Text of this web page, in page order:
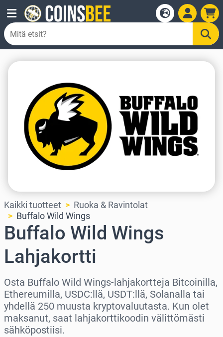
Kaikki tuotteet
Ruoka & Ravintolat
Buffalo Wild Wings
Buffalo Wild Wings
Lahjakortti
Osta Buffalo Wild Wings-lahjakortteja Bitcoinilla,
Ethereumilla, USDC:llä, USDT:llä, Solanalla tai
yhdellä 250 muusta kryptovaluutasta. Kun olet
maksanut, saat lahjakorttikoodin välittömästi
sähköpostiisi.